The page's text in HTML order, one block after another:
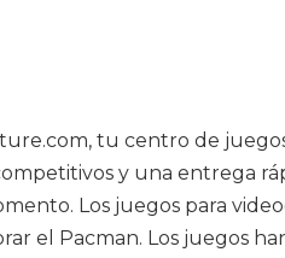
tu centro de
y una entrega
Los juegos para
el Pacman. Los juegos